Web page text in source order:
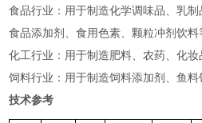
食品行业‌：用于制造化学调味品、乳制
食品添加剂、食用色素、颗粒冲剂饮料
化工行业‌：用于制造肥料、农药、化妆
饲料行业‌：用于制造饲料添加剂、鱼料
技术参考